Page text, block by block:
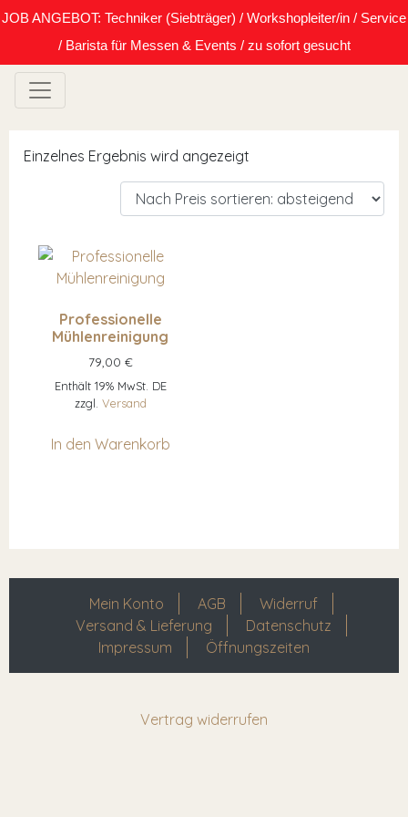
JOB ANGEBOT: Techniker (Siebträger) / Workshopleiter/in / Service
/ Barista für Messen & Events / zu sofort gesucht
Einzelnes Ergebnis wird angezeigt
Professionelle
Mühlenreinigung
79,00 €
Enthält 19% MwSt. DE
zzgl. Versand
In den Warenkorb
Mein Konto AGB
Widerruf
Versand & Lieferung
Datenschutz
Impressum
Öffnungszeiten
Vertrag widerrufen